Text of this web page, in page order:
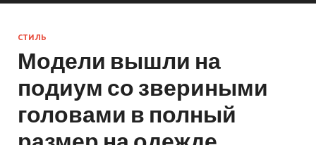
СТИЛЬ
Модели вышли на
подиум со звериными
головами в полный